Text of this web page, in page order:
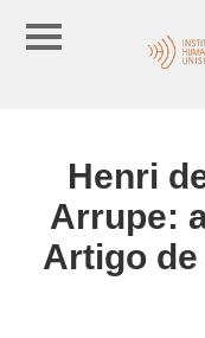
Henri
Arrupe:
Artigo